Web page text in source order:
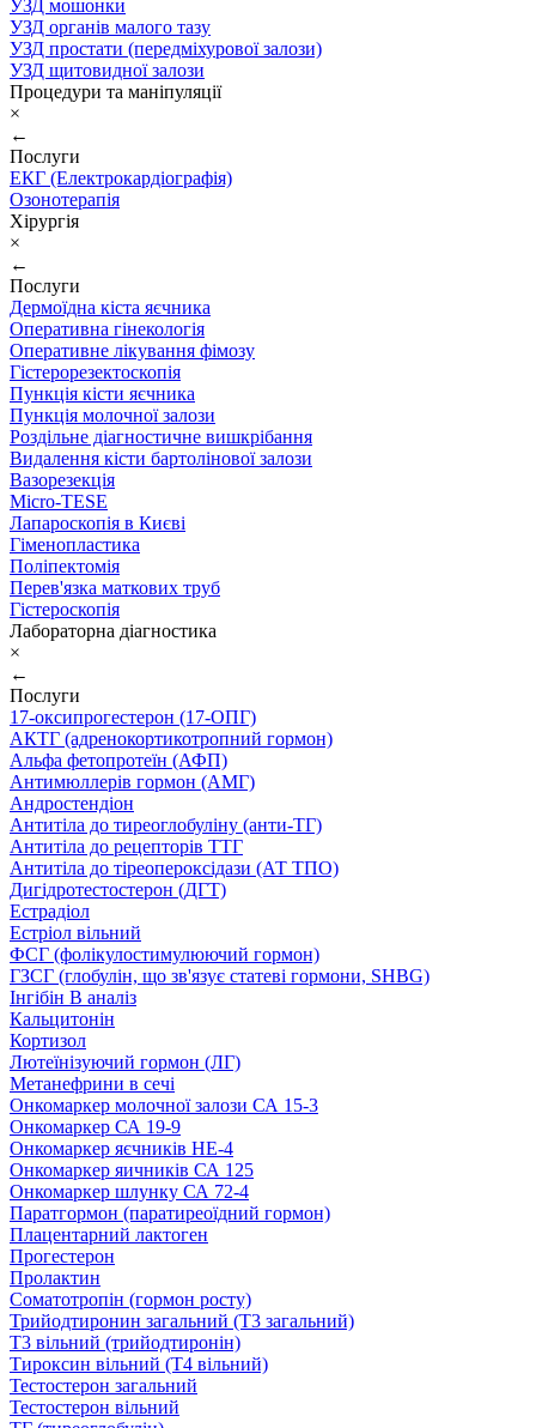
УЗД мошонки
УЗД органів малого тазу
УЗД простати (передміхурової залози)
УЗД щитовидної залози
Процедури та маніпуляції
×
←
Послуги
ЕКГ (Електрокардіографія)
Озонотерапія
Хірургія
×
←
Послуги
Дермоїдна кіста яєчника
Оперативна гінекологія
Оперативне лікування фімозу
Гістерорезектоскопія
Пункція кісти яєчника
Пункція молочної залози
Роздільне діагностичне вишкрібання
Видалення кісти бартолінової залози
Вазорезекція
Micro-TESE
Лапароскопія в Києві
Гіменопластика
Поліпектомія
Перев'язка маткових труб
Гістероскопія
Лабораторна діагностика
×
←
Послуги
17-оксипрогестерон (17-ОПГ)
АКТГ (адренокортикотропний гормон)
Альфа фетопротеїн (АФП)
Антимюллерів гормон (АМГ)
Андростендіон
Антитіла до тиреоглобуліну (анти-ТГ)
Антитіла до рецепторів ТТГ
Антитіла до тіреопероксідази (АТ ТПО)
Дигідротестостерон (ДГТ)
Естрадіол
Естріол вільний
ФСГ (фолікулостимулюючий гормон)
ГЗСГ (глобулін, що зв'язує статеві гормони, SHBG)
Інгібін B аналіз
Кальцитонін
Кортизол
Лютеїнізуючий гормон (ЛГ)
Метанефрини в сечі
Онкомаркер молочної залози СА 15-3
Онкомаркер СА 19-9
Онкомаркер яєчників НЕ-4
Онкомаркер яичників СА 125
Онкомаркер шлунку СА 72-4
Паратгормон (паратиреоїдний гормон)
Плацентарний лактоген
Прогестерон
Пролактин
Соматотропін (гормон росту)
Трийодтиронин загальний (Т3 загальний)
Т3 вільний (трийодтиронін)
Тироксин вільний (Т4 вільний)
Тестостерон загальний
Тестостерон вільний